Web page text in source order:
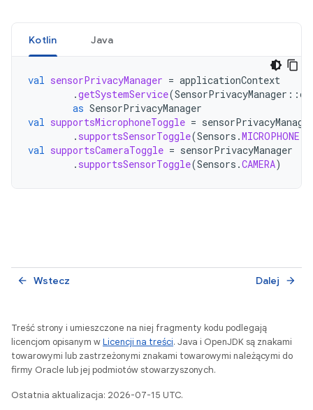
Kotlin Java
val sensorPrivacyManager = applicationContext
.getSystemService(SensorPrivacyManager ::
as SensorPrivacyManager
val supportsMicrophoneToggle =
. supportsSensorToggle(Sensors .MICROPHONE
val supportsCameraToggle = sensorPrivacyManager
. supportsSensorToggle(Sensors .CAMERA)
Wstecz
arrow_back Dalej arrow_forward
Treść strony i umieszczone na niej fragmenty kodu podlegają
licencjom opisanym wLicencji na treści. Java i OpenJDK są znakami
towarowymi lub zastrzeżonymi znakami towarowymi należącymi do
firmy Oracle lub jej podmiotów stowarzyszonych.
Ostatnia aktualizacja: 2026-07-15 UTC.